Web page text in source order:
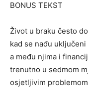
BONUS TEKST
Život u braku često
kad se nađu
a među njima i
trenutno u sedmom
osjetljivim